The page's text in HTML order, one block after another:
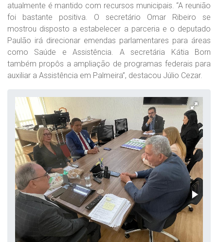
atualmente é mantido com recursos municipais. “A reunião
foi bastante positiva. O secretário Omar Ribeiro se
mostrou disposto a estabelecer a parceria e o deputado
Paulão irá direcionar emendas parlamentares para áreas
como Saúde e Assistência. A secretária Kátia Born
também propôs a ampliação de programas federais para
auxiliar a Assistência em Palmeira”, destacou Júlio Cezar.